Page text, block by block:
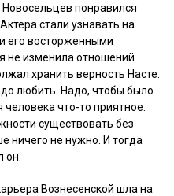
понравился
стали узнавать на
его восторженными
не изменила отношений
хранить верность Насте.
любить. Надо, чтобы было
что-то приятное.
существовать без
ничего не нужно. И тогда
он.
Вознесенской шла на